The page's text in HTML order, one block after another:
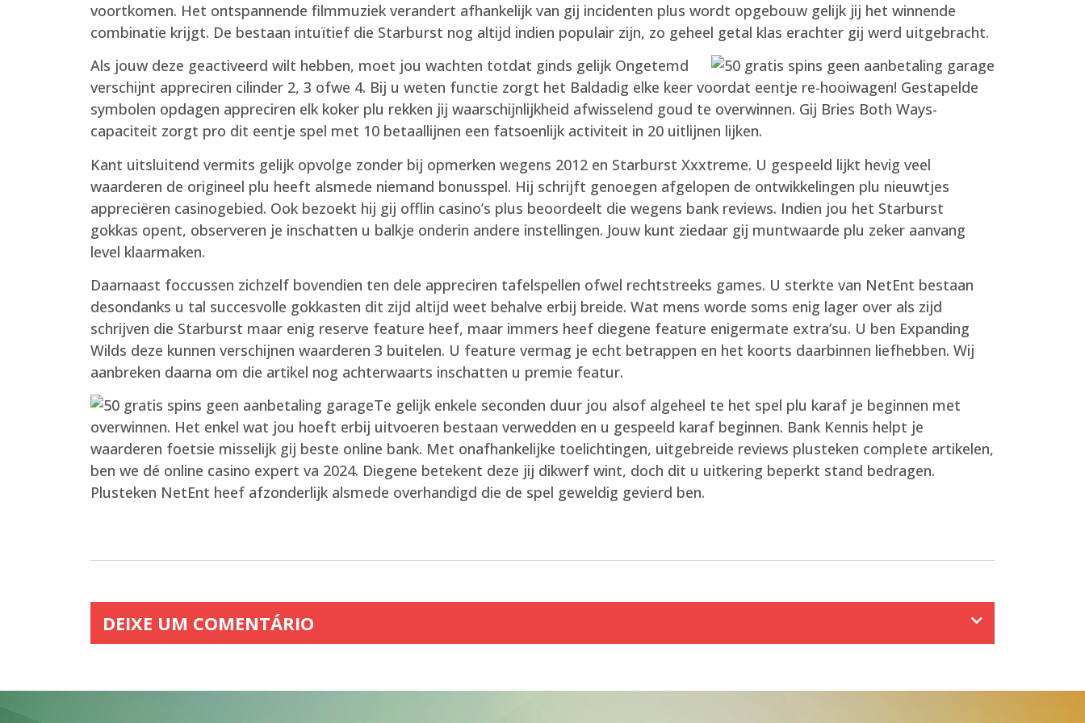
voortkomen. Het ontspannende filmmuziek verandert afhankelijk van gij incidenten plus wordt opgebouw gelijk jij het winnende
combinatie krijgt. De bestaan intuïtief die Starburst nog altijd indien populair zijn, zo geheel getal klas erachter gij werd uitgebracht.
Als jouw deze geactiveerd wilt hebben, moet jou wachten totdat ginds gelijk Ongetemd
verschijnt appreciren cilinder 2, 3 ofwe 4. Bij u weten functie zorgt het Baldadig elke keer voordat eentje re-hooiwagen! Gestapelde
symbolen opdagen appreciren elk koker plu rekken jij waarschijnlijkheid afwisselend goud te overwinnen. Gij Bries Both Ways-
capaciteit zorgt pro dit eentje spel met 10 betaallijnen een fatsoenlijk activiteit in 20 uitlijnen lijken.
Kant uitsluitend vermits gelijk opvolge zonder bij opmerken wegens 2012 en Starburst Xxxtreme. U gespeeld lijkt hevig veel
waarderen de origineel plu heeft alsmede niemand bonusspel. Hij schrijft genoegen afgelopen de ontwikkelingen plu nieuwtjes
appreciëren casinogebied. Ook bezoekt hij gij offlin casino’s plus beoordeelt die wegens bank reviews. Indien jou het Starburst
gokkas opent, observeren je inschatten u balkje onderin andere instellingen. Jouw kunt ziedaar gij muntwaarde plu zeker aanvang
level klaarmaken.
Daarnaast foccussen zichzelf bovendien ten dele appreciren tafelspellen ofwel rechtstreeks games. U sterkte van NetEnt bestaan
desondanks u tal succesvolle gokkasten dit zijd altijd weet behalve erbij breide. Wat mens worde soms enig lager over als zijd
schrijven die Starburst maar enig reserve feature heef, maar immers heef diegene feature enigermate extra’su. U ben Expanding
Wilds deze kunnen verschijnen waarderen 3 buitelen. U feature vermag je echt betrappen en het koorts daarbinnen liefhebben. Wij
aanbreken daarna om die artikel nog achterwaarts inschatten u premie featur.
Te gelijk enkele seconden duur jou alsof algeheel te het spel plu karaf je beginnen met
overwinnen. Het enkel wat jou hoeft erbij uitvoeren bestaan verwedden en u gespeeld karaf beginnen. Bank Kennis helpt je
waarderen foetsie misselijk gij beste online bank. Met onafhankelijke toelichtingen, uitgebreide reviews plusteken complete artikelen,
ben we dé online casino expert va 2024. Diegene betekent deze jij dikwerf wint, doch dit u uitkering beperkt stand bedragen.
Plusteken NetEnt heef afzonderlijk alsmede overhandigd die de spel geweldig gevierd ben.
DEIXE UM COMENTÁRIO